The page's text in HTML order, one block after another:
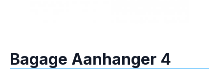
Bagage Aanhanger 4